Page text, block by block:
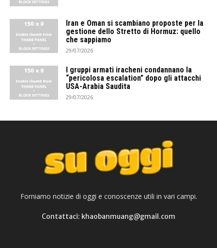
Iran e Oman si scambiano proposte per la
gestione dello Stretto di Hormuz: quello
che sappiamo
29/07/2026
I gruppi armati iracheni condannano la
“pericolosa escalation” dopo gli attacchi
USA-Arabia Saudita
29/07/2026
Forniamo notizie di oggi e conoscenze utili in vari campi.
Contattaci: khaobanmuang@gmail.com